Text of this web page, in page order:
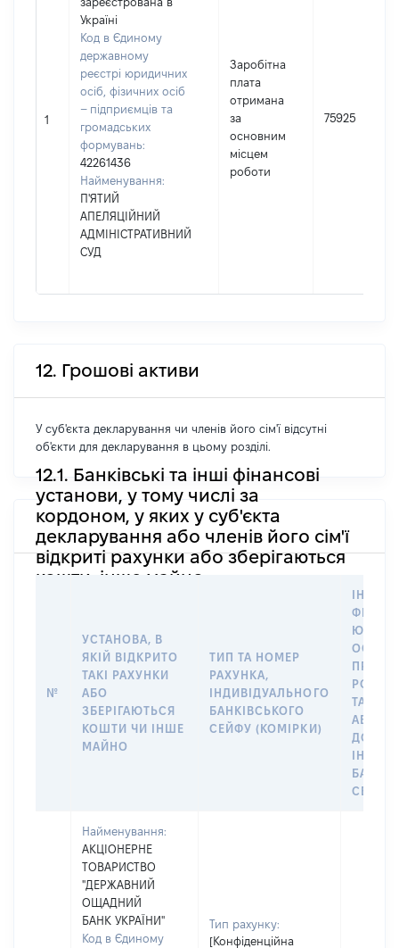
1
Україні
Код в Єдиному
державному
реєстрі юридичних
осіб, фізичних осіб
– підприємців та
громадських
формувань:
42261436
Найменування:
П'ЯТИЙ
АПЕЛЯЦІЙНИЙ
АДМІНІСТРАТИВНИЙ
СУД
Заробітна
плата
отримана
за
основним
місцем
роботи
75925
12. Грошові активи
У суб'єкта декларування чи членів його сім'ї відсутні
об'єкти для декларування в цьому розділі.
12.1. Банківські та інші фінансові
установи, у тому числі за
кордоном, у яких у суб'єкта
декларування або членів його сім'ї
відкриті рахунки або зберігаються
кошти, інше майно
№
УСТАНОВА, В
ЯКІЙ ВІДКРИТО
ТАКІ РАХУНКИ
АБО
ЗБЕРІГАЮТЬСЯ
КОШТИ ЧИ ІНШЕ
МАЙНО
ТИП ТА НОМЕР
РАХУНКА,
ІНДИВІДУАЛЬНОГО
БАНКІВСЬКОГО
СЕЙФУ (КОМІРКИ)
ПРАВО
ТАКИМ
АБО
ДО
СЕЙФУ
Найменування:
АКЦІОНЕРНЕ
ТОВАРИСТВО
"ДЕРЖАВНИЙ
ОЩАДНИЙ
БАНК УКРАЇНИ"
Код в Єдиному
Тип рахунку:
[Конфіденційна